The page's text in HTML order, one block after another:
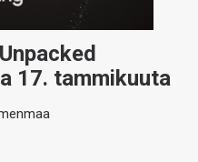
17. tammikuuta